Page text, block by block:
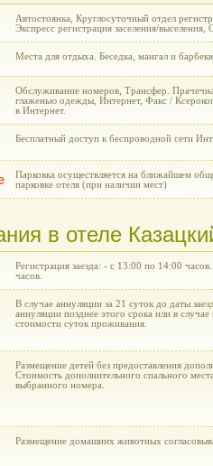
Автостоянка, Круглосуточный отдел
Экспресс регистрация заселения/выселения,
Места для отдыха. Беседка, мангал и
Обслуживание номеров, Трансфер.
глаженью одежды, Интернет, Факс /
в Интернет.
Бесплатный доступ к беспроводной сети
Парковка осуществляется на ближайшем
парковке отеля (при наличии мест)
в отеле
Регистрация заезда: - с 13:00 по 14:00
часов.
В случае аннуляции за 21 суток до даты
аннуляции позднее этого срока или в случае
стоимости суток проживания.
Размещение детей без предоставления
Стоимость дополнительного спального
выбранного номера.
Размещение домашних животных